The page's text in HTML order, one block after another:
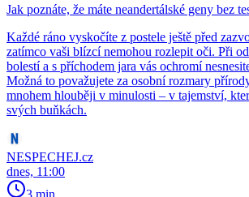
Jak poznáte, že máte neandertálské geny bez
Každé ráno vyskočíte z postele ještě před
zatímco vaši blízcí nemohou rozlepit oči. Při
bolestí a s příchodem jara vás ochromí
Možná to považujete za osobní rozmary
mnohem hlouběji v minulosti – v tajemství,
svých buňkách.
NESPECHEJ.cz
dnes, 11:00